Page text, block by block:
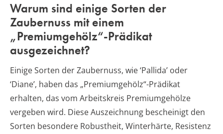
Warum sind einige Sorten der
Zaubernuss mit einem
„Premiumgehölz“-Prädikat
ausgezeichnet?
Einige Sorten der Zaubernuss, wie ‘Pallida’ oder
‘Diane’, haben das „Premiumgehölz“-Prädikat
erhalten, das vom Arbeitskreis Premiumgehölze
vergeben wird. Diese Auszeichnung bescheinigt den
Sorten besondere Robustheit, Winterhärte, Resistenz